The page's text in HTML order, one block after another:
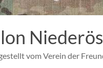
vom Verein der